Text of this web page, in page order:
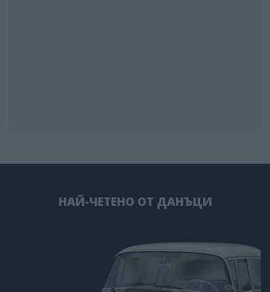
НАЙ-ЧЕТЕНО ОТ ДАНЪЦИ